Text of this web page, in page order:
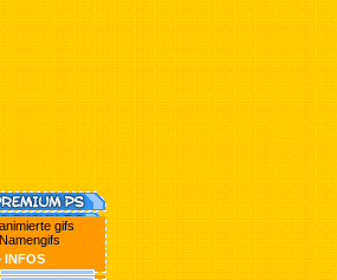
gifs
INFOS